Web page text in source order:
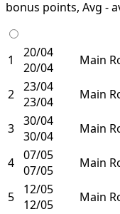
bonus points, Avg -
1
20/04
20/04
Main
2 23/04
23/04
Main
3 30/04
30/04
Main
4 07/05
07/05
Main
5
12/05
12/05
Main